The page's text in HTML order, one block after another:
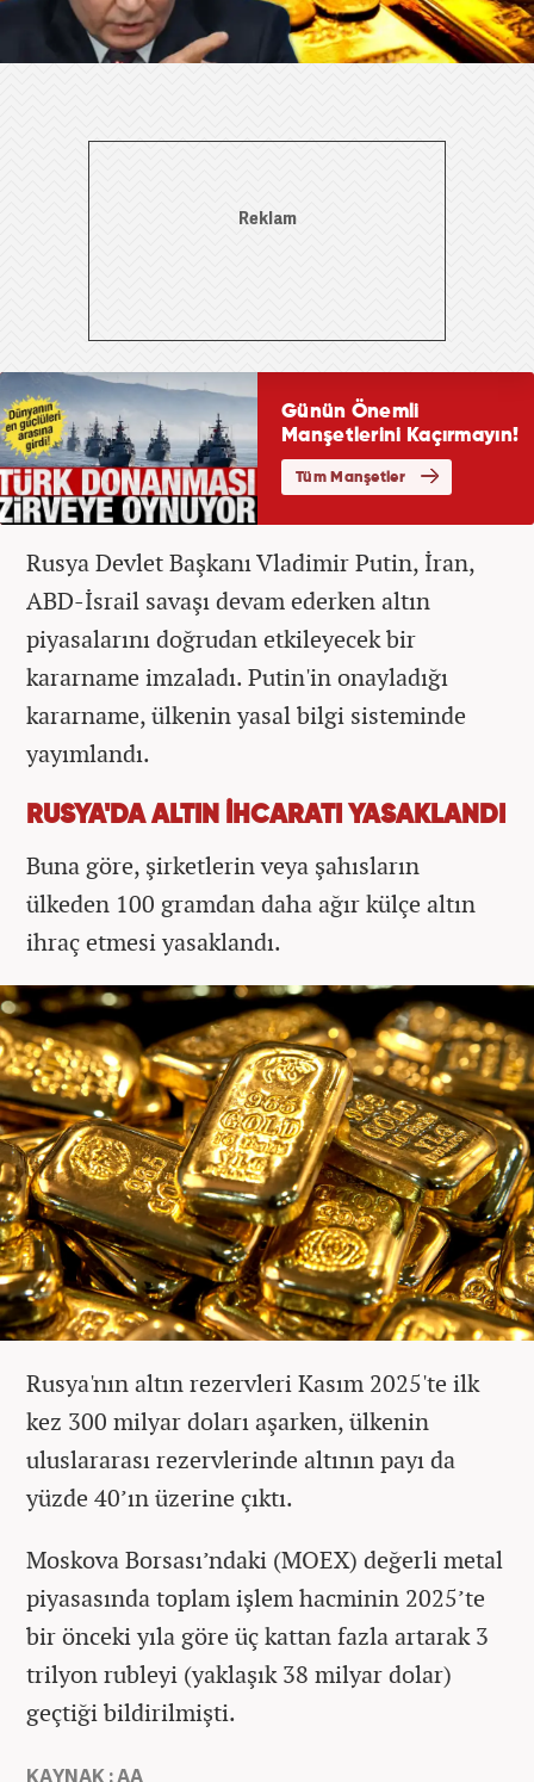
Rusya Devlet Başkanı Vladimir Putin, İran,
ABD-İsrail savaşı devam ederken altın
piyasalarını doğrudan etkileyecek bir
kararname imzaladı. Putin'in onayladığı
kararname, ülkenin yasal bilgi sisteminde
yayımlandı.
RUSYA'DA ALTIN İHCARATI YASAKLANDI
Buna göre, şirketlerin veya şahısların
ülkeden 100 gramdan daha ağır külçe altın
ihraç etmesi yasaklandı.
Rusya'nın altın rezervleri Kasım 2025'te ilk
kez 300 milyar doları aşarken, ülkenin
uluslararası rezervlerinde altının payı da
yüzde 40’ın üzerine çıktı.
Moskova Borsası’ndaki (MOEX) değerli metal
piyasasında toplam işlem hacminin 2025’te
bir önceki yıla göre üç kattan fazla artarak 3
trilyon rubleyi (yaklaşık 38 milyar dolar)
geçtiği bildirilmişti.
KAYNAK : AA